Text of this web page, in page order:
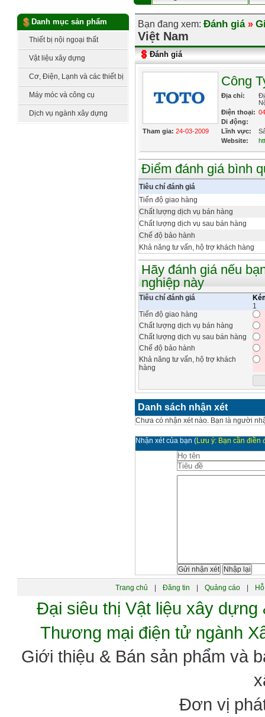
Sản phẩm Tin tức
Báo giá vật liệu
Danh mục sản phẩm
Thiết bị nội ngoại thất
Vật liệu xây dựng
Cơ, Điện, Lạnh và các thiết bị
công nghệ
Máy móc và công cụ
Dịch vụ ngành xây dựng
Bạn đang xem: Đánh giá »
Việt Nam
Đánh giá
Tham gia: 24-03-2009
Công
Địa chỉ:
Điện thoại:
Di động:
Lĩnh vực:
Website:
Điểm đánh giá bình
Tiêu chí đánh giá
Tiến độ giao hàng
Chất lượng dịch vụ bán hàng
Chất lượng dịch vụ sau bán hàng
Chế độ bảo hành
Khả năng tư vấn, hộ trợ khách hàng
Hãy đánh giá nếu
nghiệp này
Tiêu chí đánh giá
1
Tiến độ giao hàng
Chất lượng dịch vụ bán hàng
Chất lượng dịch vụ sau bán hàng
Chế độ bảo hành
Khả năng tư vấn, hộ trợ khách
hàng
Danh sách nhận xét
Chưa có nhận xét nào. Bạn là người
Nhận xét của bạn (Lưu ý: Bạn cần điền
Trang chủ Đăng tin Quảng cáo
Đại siêu thị Vật liệu xây
Thương mại điện tử ngành
Giới thiệu & Bán sản phẩm và
Đơn vị